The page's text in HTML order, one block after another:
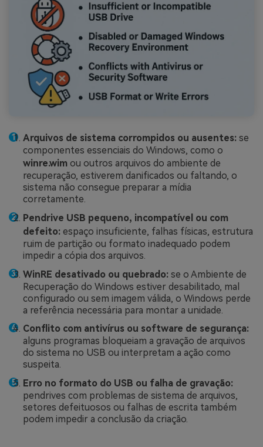
Arquivos de sistema corrompidos ou ausentes: se
componentes essenciais do Windows, como o
winre.wim ou outros arquivos do ambiente de
recuperação, estiverem danificados ou faltando, o
sistema não consegue preparar a mídia
corretamente.
Pendrive USB pequeno, incompatível ou com
defeito: espaço insuficiente, falhas físicas, estrutura
ruim de partição ou formato inadequado podem
impedir a cópia dos arquivos.
WinRE desativado ou quebrado: se o Ambiente de
Recuperação do Windows estiver desabilitado, mal
configurado ou sem imagem válida, o Windows perde
a referência necessária para montar a unidade.
Conflito com antivírus ou software de segurança:
alguns programas bloqueiam a gravação de arquivos
do sistema no USB ou interpretam a ação como
suspeita.
Erro no formato do USB ou falha de gravação:
pendrives com problemas de sistema de arquivos,
setores defeituosos ou falhas de escrita também
podem impedir a conclusão da criação.